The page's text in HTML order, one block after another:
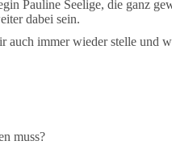
Pauline Seelige, die ganz
dabei sein.
auch immer wieder stelle
muss?